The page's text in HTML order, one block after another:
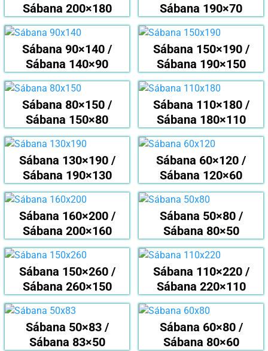
Sábana 200×180
Sábana 190×70
Sábana 90×140 /
Sábana 140×90
Sábana 150×190 /
Sábana 190×150
Sábana 80×150 /
Sábana 150×80
Sábana 110×180 /
Sábana 180×110
Sábana 130×190 /
Sábana 190×130
Sábana 60×120 /
Sábana 120×60
Sábana 160×200 /
Sábana 200×160
Sábana 50×80 /
Sábana 80×50
Sábana 150×260 /
Sábana 260×150
Sábana 110×220 /
Sábana 220×110
Sábana 50×83 /
Sábana 83×50
Sábana 60×80 /
Sábana 80×60